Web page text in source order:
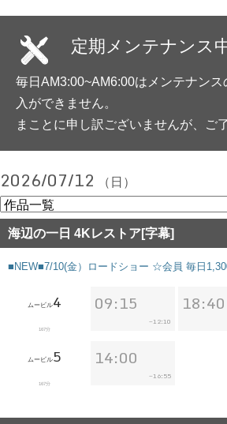
定期メンテナンス
毎日AM3:00~AM6:00はメンテナン
入ができません。
まことに申し訳ございませんが、ご
2026/07/12 （日）
海辺の一日 4Kレストア[字幕]
■NEW■7/10(金）ロードショー ☆会員 毎日
ムービル4
167分
09:15
~ 12:10
18:40
ムービル5
167分
14:00
~ 16:55